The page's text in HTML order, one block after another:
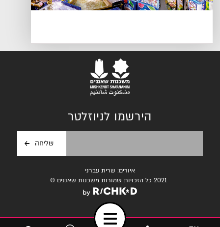
Toggle
הירשמו לניוזלטר
איורים: שרית עברני
2021 כל הזכויות שמורות משכנות שאננים ©